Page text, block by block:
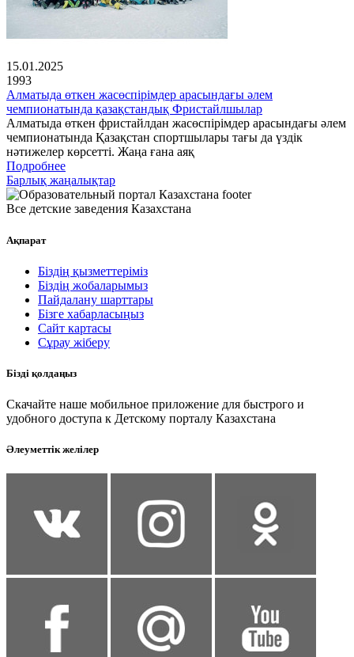
15.01.2025
1993
Алматыда өткен жасөспірімдер арасындағы әлем
чемпионатында қазақстандық Фристайлшылар
Алматыда өткен фристайлдан жасөспірімдер арасындағы әлем
чемпионатында Қазақстан спортшылары тағы да үздік
нәтижелер көрсетті. Жаңа ғана аяқ
Подробнее
Барлық жаңалықтар
Все детские заведения Казахстана
Ақпарат
Біздің қызметтеріміз
Біздің жобаларымыз
Пайдалану шарттары
Бізге хабарласыңыз
Сайт картасы
Сұрау жіберу
Бізді қолдаңыз
Скачайте наше мобильное приложение для быстрого и
удобного доступа к Детскому порталу Казахстана
Әлеуметтік желілер